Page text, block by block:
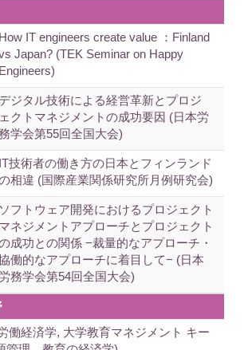
How IT engineers create value ：Finland
Japan? (TEK Seminar on Happy
Engineers)
デジタル技術による経営革新とプロジ
ェクトマネジメントの成功要因 (日本労
学会第55回全国大会)
IT技術者の働き方の日本とフィンランド
相違 (国際産業関係研究所月例研究会)
ソフトウェア開発におけるプロジェクト
マネジメントアプローチとプロジェクト
成功との関係 −裁量的なアプローチ・
働的なアプローチに着目して− (日本
務学会第54回全国大会)
働経済学, 大学教育マネジメント キー